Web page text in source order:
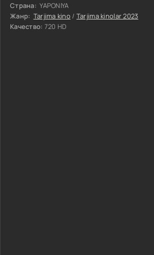
Страна: YAPONIYA
Жанр: Tarjima kino / Tarjima kinolar 2023
Качество: 720 HD